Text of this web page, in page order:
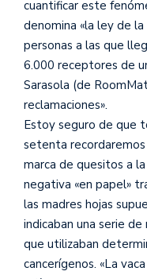
cuantificar este
denomina «la ley de
personas a las que
6.000 receptores de
Sarasola (de
reclamaciones».
Estoy seguro de que
setenta recordaremos
marca de quesitos a
negativa «en papel»
las madres hojas
indicaban una serie
que utilizaban
cancerígenos. «La